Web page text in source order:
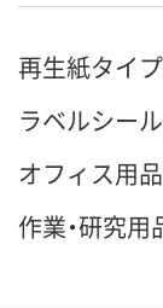
再生紙タイ
ラベルシー
オフィス用
作業・研究